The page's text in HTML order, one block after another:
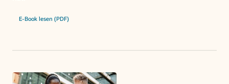
E-Book lesen (PDF)